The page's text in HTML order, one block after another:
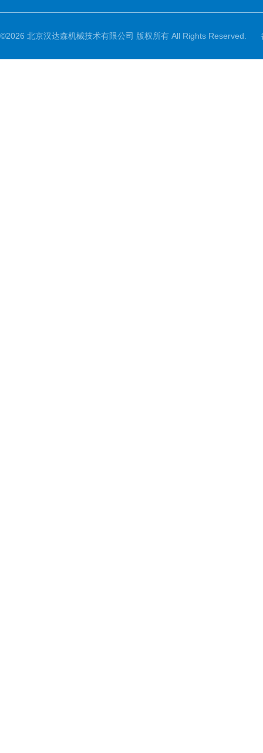
©2026 北京汉达森机械技术有限公司 版权所有 All Rights Reserved.